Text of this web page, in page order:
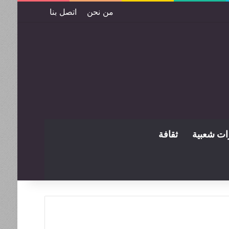
من نحن اتصل بنا
شعبية ثقافة